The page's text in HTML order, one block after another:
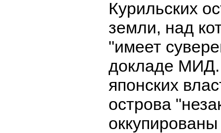
Курильских
земли, над
"имеет
докладе
японских
острова